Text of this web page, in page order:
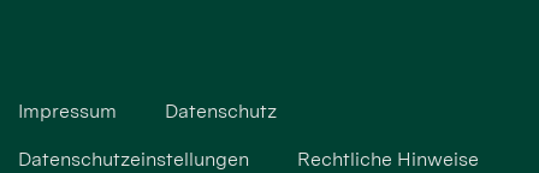
Impressum Datenschutz
Datenschutzeinstellungen Rechtliche Hinweise